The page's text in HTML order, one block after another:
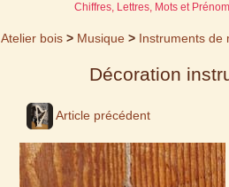
Chiffres, Lettres, Mots et
Atelier bois > Musique > Instruments de
Décoration
Article précédent